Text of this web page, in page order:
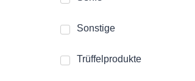
Sonstige
Trüffelprodukte